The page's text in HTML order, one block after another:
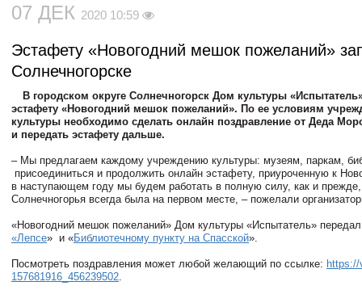
07 ДЕК 2020 10:59
Эстафету «Новогодний мешок пожеланий»
Солнечногорске
В городском округе Солнечногорск Дом культуры
эстафету «Новогодний мешок пожеланий». По ее условиям
культуры необходимо сделать онлайн поздравление от Деда
и передать эстафету дальше.
– Мы предлагаем каждому учреждению культуры: музеям, паркам,
присоединиться и продолжить онлайн эстафету, приуроченную к
в наступающем году мы будем работать в полную силу, как и прежде,
Солнечногорья всегда была на первом месте, – пожелали
«Новогодний мешок пожеланий» Дом культуры «Испытатель»
«Лепсе» и «Библиотечному пункту на Спасской».
Посмотреть поздравления может любой желающий по ссылке:
157681916_456239502